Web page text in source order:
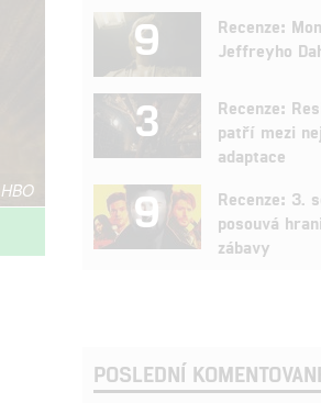
HBO
9
Recenze:
Jeffreyho
3
Recenze:
patří mezi
adaptace
9
Recenze: 3.
posouvá
zábavy
POSLEDNÍ